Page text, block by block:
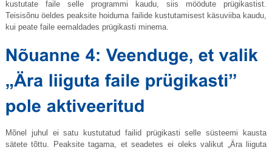
kustutate faile selle programmi kaudu, siis möödute prügikastist.
Teisisõnu öeldes peaksite hoiduma failide kustutamisest käsuviiba kaudu,
kui peate faile eemaldades prügikasti minema.
Mõnel juhul ei satu kustutatud failid prügikasti selle süsteemi kausta
sätete tõttu. Peaksite tagama, et seadetes ei oleks valikut „Ära liiguta